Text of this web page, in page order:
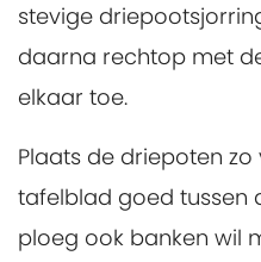
stevige
daarna rechtop met
elkaar toe.
Plaats de driepoten
tafelblad goed tussen
ploeg ook banken wil